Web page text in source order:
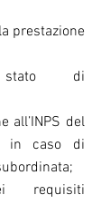
prestazione
di
all’INPS del
in caso di
requisiti